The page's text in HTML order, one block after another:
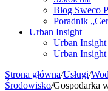
Blog Sweco
Poradnik
Urban Insight
Urban
Urban
Strona główna/Usługi/
Środowisko/Gospodarka